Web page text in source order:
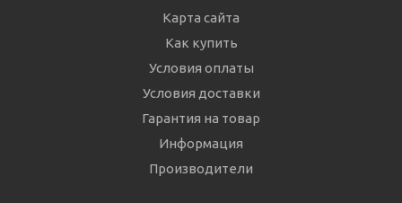
Карта сайта
Как купить
Условия оплаты
Условия доставки
Гарантия на товар
Информация
Производители